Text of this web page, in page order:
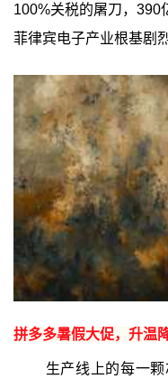
100%关税的屠刀，390
菲律宾电子产业根基剧
拼多多暑假大促，升温
生产线上的每一